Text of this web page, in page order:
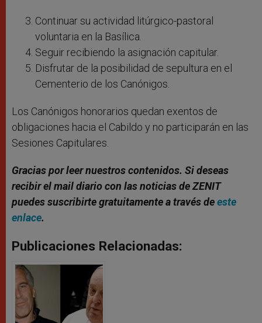
Continuar su actividad litúrgico-pastoral
voluntaria en la Basílica.
Seguir recibiendo la asignación capitular.
Disfrutar de la posibilidad de sepultura en el
Cementerio de los Canónigos.
Los Canónigos honorarios quedan exentos de
obligaciones hacia el Cabildo y no participarán en las
Sesiones Capitulares.
Gracias por leer nuestros contenidos. Si deseas
recibir el mail diario con las noticias de ZENIT
puedes suscribirte gratuitamente a través deeste
enlace.
Publicaciones Relacionadas: